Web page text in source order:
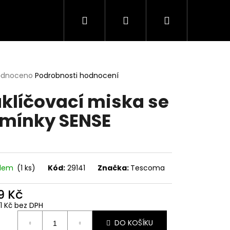
Hledat PřihlášeníNákupní
Podrobnosti hodnocení
miska se
SENSE
(1 ks) Kód: 29141 Značka: Tescoma
Kč
Kč bez DPH
DO KOŠÍKU